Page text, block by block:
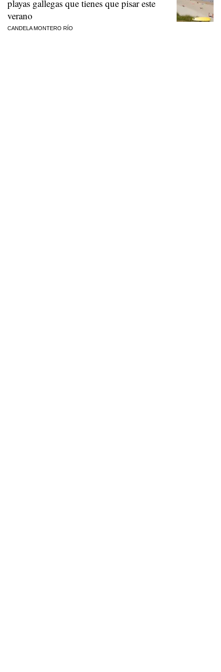
playas gallegas que tienes que pisar este
verano
CANDELA MONTERO RÍO